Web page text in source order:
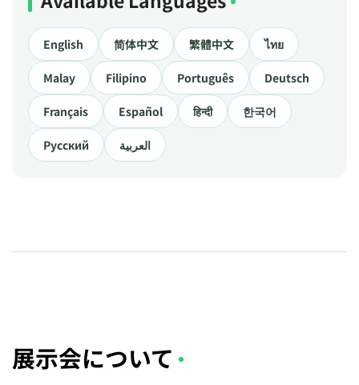
English 简体中文 繁體中文 ไทย
Malay Filipino Português Deutsch
Français Español हिन्दी 한국어
Русский العربية
展示会について